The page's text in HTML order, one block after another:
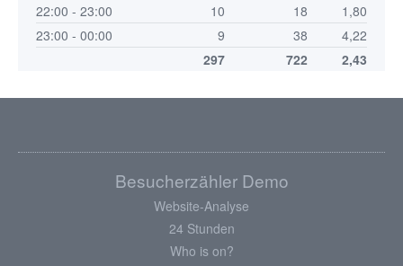
22:00 - 23:00
10 18
1,80
23:00 - 00:00
9 38
4,22
297
722 2,43
Besucherzähler Demo
Website-Analyse
24 Stunden
Who is on?